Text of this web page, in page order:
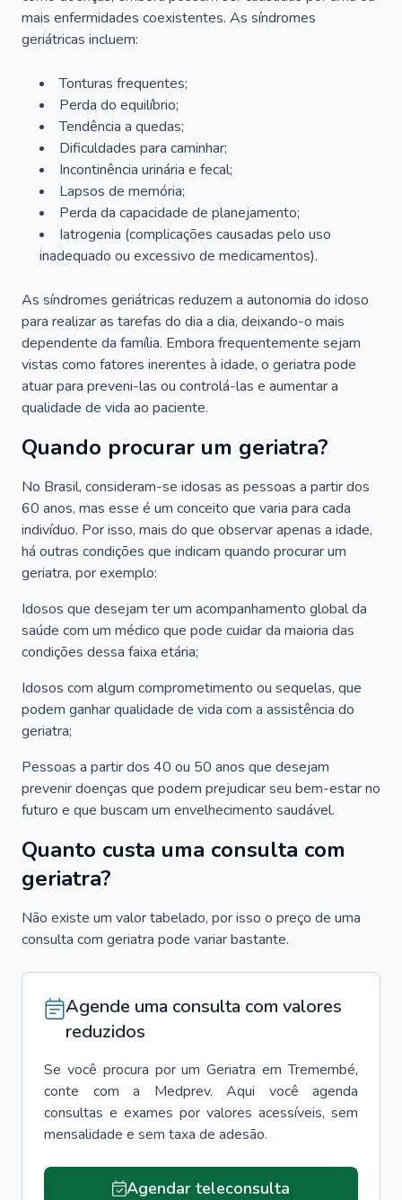
mais enfermidades coexistentes. As síndromes
geriátricas incluem:
Tonturas frequentes;
Perda do equilíbrio;
Tendência a quedas;
Dificuldades para caminhar;
Incontinência urinária e fecal;
Lapsos de memória;
Perda da capacidade de planejamento;
Iatrogenia (complicações causadas pelo uso
inadequado ou excessivo de medicamentos).
As síndromes geriátricas reduzem a autonomia do idoso
para realizar as tarefas do dia a dia, deixando-o mais
dependente da família. Embora frequentemente sejam
vistas como fatores inerentes à idade, o geriatra pode
atuar para preveni-las ou controlá-las e aumentar a
qualidade de vida ao paciente.
Quando procurar um geriatra?
No Brasil, consideram-se idosas as pessoas a partir dos
60 anos, mas esse é um conceito que varia para cada
indivíduo. Por isso, mais do que observar apenas a idade,
há outras condições que indicam quando procurar um
geriatra, por exemplo:
Idosos que desejam ter um acompanhamento global da
saúde com um médico que pode cuidar da maioria das
condições dessa faixa etária;
Idosos com algum comprometimento ou sequelas, que
podem ganhar qualidade de vida com a assistência do
geriatra;
Pessoas a partir dos 40 ou 50 anos que desejam
prevenir doenças que podem prejudicar seu bem-estar no
futuro e que buscam um envelhecimento saudável.
Quanto custa uma consulta com
geriatra?
Não existe um valor tabelado, por isso o preço de uma
consulta com geriatra pode variar bastante.
Agende uma consulta com valores
reduzidos
Se você procura por um Geriatra em Tremembé,
conte com a Medprev. Aqui você agenda
consultas e exames por valores acessíveis, sem
mensalidade e sem taxa de adesão.
Agendar teleconsulta